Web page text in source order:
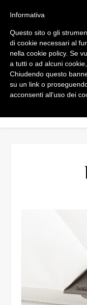
Informativa
Questo sito o gli
di cookie necessari al
nella cookie policy. Se
a tutti o ad alcuni
Chiudendo questo
su un link o
acconsenti all’uso dei